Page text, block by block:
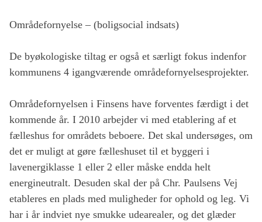
Områdefornyelse – (boligsocial indsats)
De byøkologiske tiltag er også et særligt fokus indenfor
kommunens 4 igangværende områdefornyelsesprojekter.
Områdefornyelsen i Finsens have forventes færdigt i det
kommende år. I 2010 arbejder vi med etablering af et
fælleshus for områdets beboere. Det skal undersøges, om
det er muligt at gøre fælleshuset til et byggeri i
lavenergiklasse 1 eller 2 eller måske endda helt
energineutralt. Desuden skal der på Chr. Paulsens Vej
etableres en plads med muligheder for ophold og leg. Vi
har i år indviet nye smukke udearealer, og det glæder